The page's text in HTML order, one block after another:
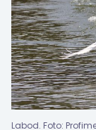
Labod. Foto: